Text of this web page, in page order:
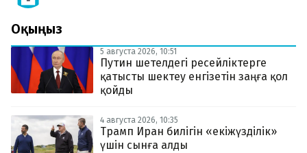
Оқыңыз
5 августа 2026, 10:51
Путин шетелдегі ресейліктерге
қатысты шектеу енгізетін заңға қол
қойды
4 августа 2026, 10:35
Трамп Иран билігін «екіжүзділік»
үшін сынға алды